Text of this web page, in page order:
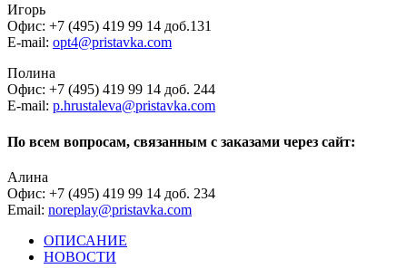
Игорь
Офис: +7 (495) 419 99 14 доб.131
E-mail: opt4@pristavka.com
Полина
Офис: +7 (495) 419 99 14 доб. 244
E-mail: p.hrustaleva@pristavka.com
По всем вопросам, связанным с заказами через сайт:
Алина
Офис: +7 (495) 419 99 14 доб. 234
Email: noreplay@pristavka.com
ОПИСАНИЕ
НОВОСТИ